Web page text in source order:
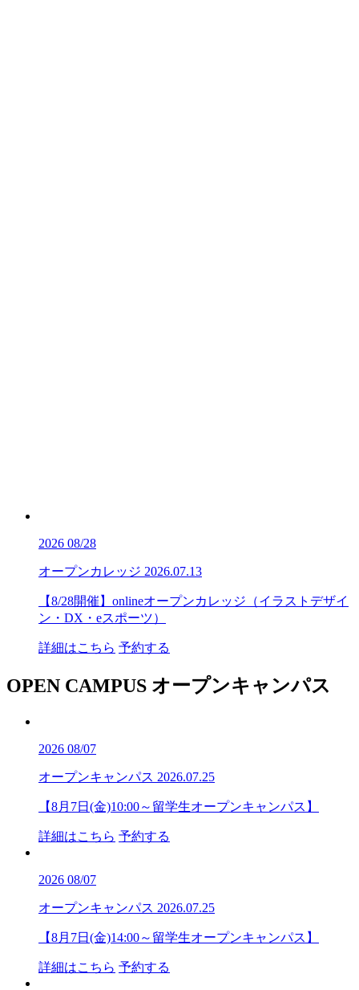
2026 08/28
オープンカレッジ 2026.07.13
【8/28開催】onlineオープンカレッジ（イラストデザイ
ン・DX・eスポーツ）
詳細はこちら 予約する
OPEN CAMPUS オープンキャンパス
2026 08/07
オープンキャンパス 2026.07.25
【8月7日(金)10:00～留学生オープンキャンパス】
詳細はこちら 予約する
2026 08/07
オープンキャンパス 2026.07.25
【8月7日(金)14:00～留学生オープンキャンパス】
詳細はこちら 予約する